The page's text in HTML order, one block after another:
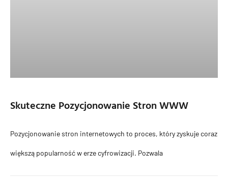
Skuteczne Pozycjonowanie Stron WWW
Pozycjonowanie stron internetowych to proces, który zyskuje coraz
większą popularność w erze cyfrowizacji. Pozwala